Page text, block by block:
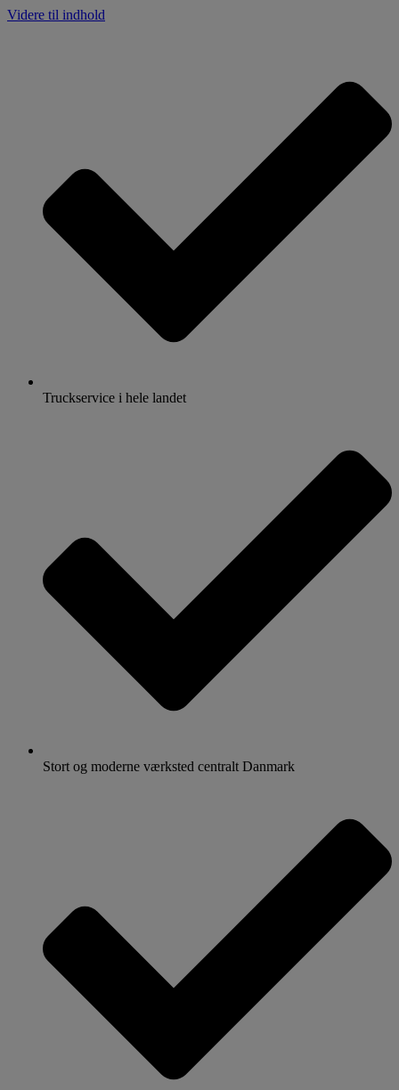
Videre til indhold
Truckservice i hele landet
Stort og moderne værksted centralt Danmark